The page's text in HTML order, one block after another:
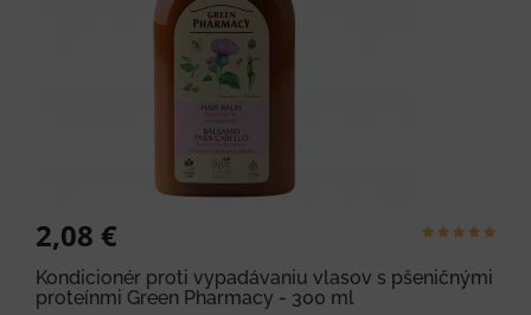
2,08 €
Kondicionér proti vypadávaniu vlasov s pšeničnými
proteínmi Green Pharmacy - 300 ml